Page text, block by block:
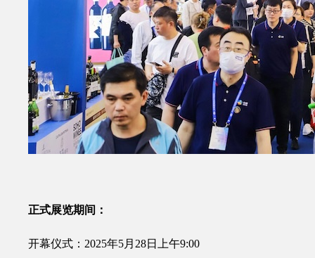
正式展览期间：
开幕仪式：2025年5月28日上午9:00